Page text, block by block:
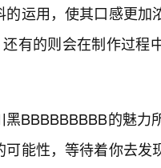
的运用，使其口感更
还有的则会在制作过
黑BBBBBBBBB的魅
可能性，等待着你去